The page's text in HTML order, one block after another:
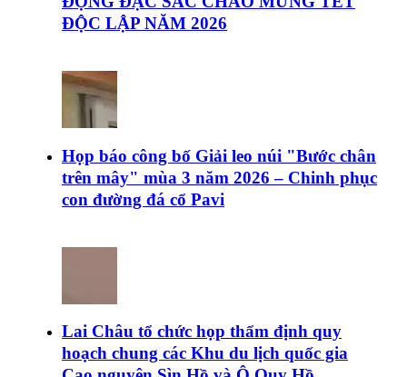
ĐỘC LẬP NĂM 2026
Họp báo công bố Giải leo núi "Bước chân
trên mây" mùa 3 năm 2026 – Chinh phục
con đường đá cổ Pavi
Lai Châu tổ chức họp thẩm định quy
hoạch chung các Khu du lịch quốc gia